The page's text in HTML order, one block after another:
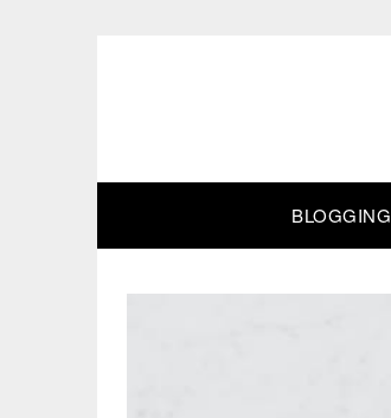
BLOGGING